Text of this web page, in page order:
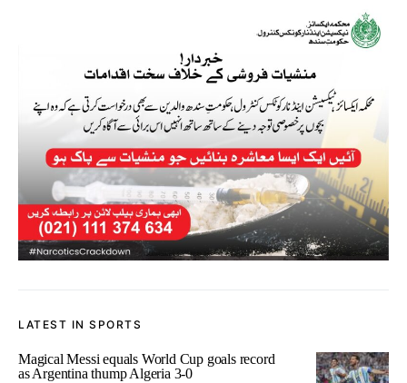
LATEST IN SPORTS
Magical Messi equals World Cup goals record
as Argentina thump Algeria 3-0